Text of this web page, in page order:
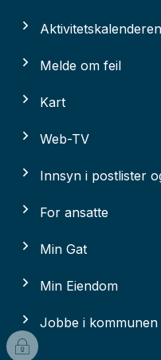
Melde om feil
Kart
Web-TV
Innsyn i postlister
For ansatte
Min Gat
Min Eiendom
Jobbe i kommunen
I